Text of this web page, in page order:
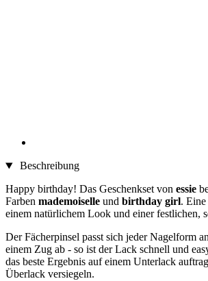
Beschreibung
Happy birthday! Das Geschenkset von essie
Farben mademoiselle und birthday girl.
einem natürlichem Look und einer festlichen,
Der Fächerpinsel passt sich jeder Nagelform
einem Zug ab - so ist der Lack schnell und
das beste Ergebnis auf einem Unterlack
Überlack versiegeln.